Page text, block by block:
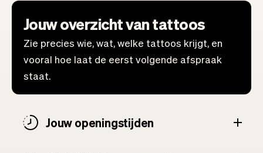
Jouw overzicht van tattoos
Zie precies wie, wat, welke tattoos krijgt, en
vooral hoe laat de eerst volgende afspraak
staat.
Jouw openingstijden